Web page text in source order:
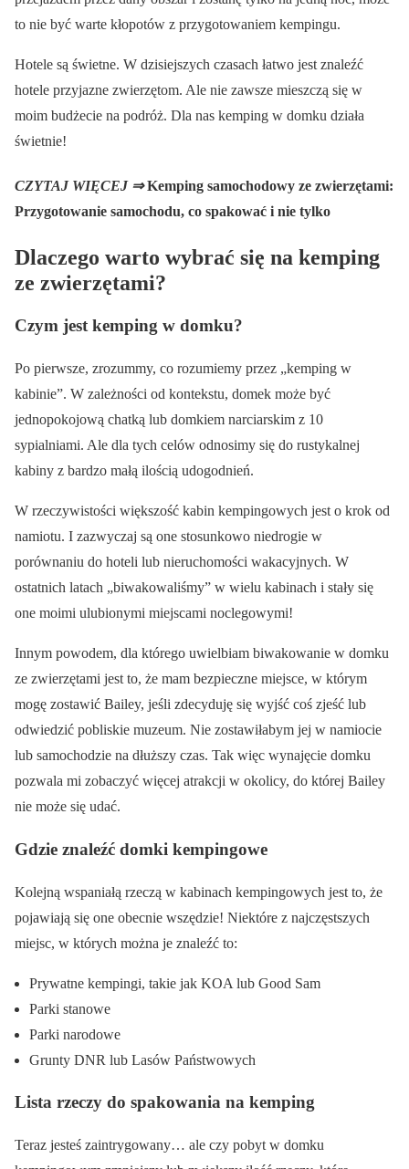
to nie być warte kłopotów z przygotowaniem kempingu.
Hotele są świetne. W dzisiejszych czasach łatwo jest znaleźć
hotele przyjazne zwierzętom. Ale nie zawsze mieszczą się w
moim budżecie na podróż. Dla nas kemping w domku działa
świetnie!
CZYTAJ WIĘCEJ ⇒Kemping samochodowy ze zwierzętami:
Przygotowanie samochodu, co spakować i nie tylko
Dlaczego warto wybrać się na kemping
ze zwierzętami?
Czym jest kemping w domku?
Po pierwsze, zrozummy, co rozumiemy przez „kemping w
kabinie”. W zależności od kontekstu, domek może być
jednopokojową chatką lub domkiem narciarskim z 10
sypialniami. Ale dla tych celów odnosimy się do rustykalnej
kabiny z bardzo małą ilością udogodnień.
W rzeczywistości większość kabin kempingowych jest o krok od
namiotu. I zazwyczaj są one stosunkowo niedrogie w
porównaniu do hoteli lub nieruchomości wakacyjnych. W
ostatnich latach „biwakowaliśmy” w wielu kabinach i stały się
one moimi ulubionymi miejscami noclegowymi!
Innym powodem, dla którego uwielbiam biwakowanie w domku
ze zwierzętami jest to, że mam bezpieczne miejsce, w którym
mogę zostawić Bailey, jeśli zdecyduję się wyjść coś zjeść lub
odwiedzić pobliskie muzeum. Nie zostawiłabym jej w namiocie
lub samochodzie na dłuższy czas. Tak więc wynajęcie domku
pozwala mi zobaczyć więcej atrakcji w okolicy, do której Bailey
nie może się udać.
Gdzie znaleźć domki kempingowe
Kolejną wspaniałą rzeczą w kabinach kempingowych jest to, że
pojawiają się one obecnie wszędzie! Niektóre z najczęstszych
miejsc, w których można je znaleźć to:
Prywatne kempingi, takie jak KOA lub Good Sam
Parki stanowe
Parki narodowe
Grunty DNR lub Lasów Państwowych
Lista rzeczy do spakowania na kemping
Teraz jesteś zaintrygowany… ale czy pobyt w domku